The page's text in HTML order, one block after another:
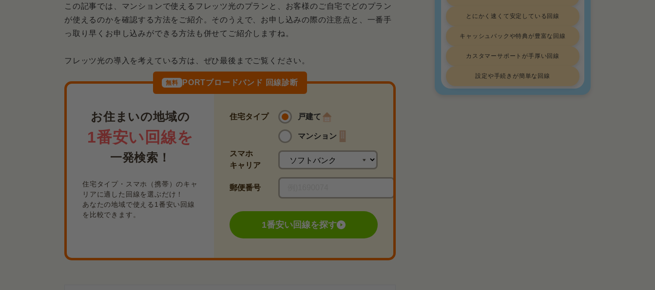
この記事では、マンションで使えるフレッツ光のプランと、お客様のご自宅でどのプラン
が使えるのかを確認する方法をご紹介。そのうえで、お申し込みの際の注意点と、一番手
っ取り早くお申し込みができる方法も併せてご紹介しますね。
フレッツ光の導入を考えている方は、ぜひ最後までご覧ください。
無料 PORTブロードバンド 回線診断
お住まいの地域の
1番安い回線を
一発検索！
住宅タイプ・スマホ（携帯）のキャ
リアに適した回線を選ぶだけ！
あなたの地域で使える1番安い回線
を比較できます。
住宅タイプ 戸建て
マンション
スマホ
キャリア
郵便番号
1番安い回線を探す
とにかく速くて安定している回線
キャッシュバックや特典が豊富な回線
カスタマーサポートが手厚い回線
設定や手続きが簡単な回線